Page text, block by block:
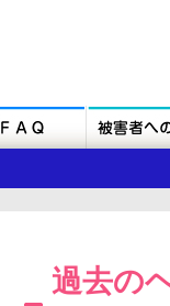
過去の